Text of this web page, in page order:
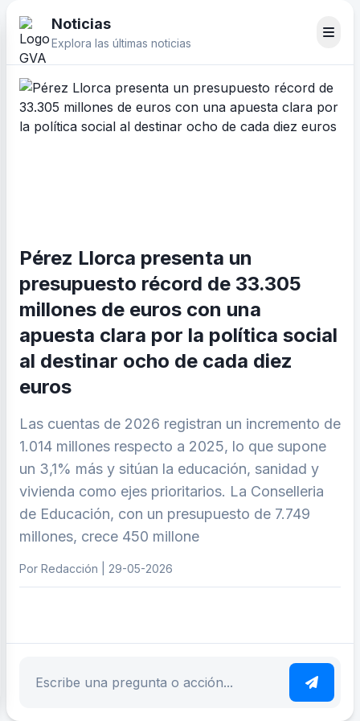
Noticias
Explora las últimas noticias
Pérez Llorca presenta un
presupuesto récord de 33.305
millones de euros con una
apuesta clara por la política social
al destinar ocho de cada diez
euros
Las cuentas de 2026 registran un incremento de
1.014 millones respecto a 2025, lo que supone
un 3,1% más y sitúan la educación, sanidad y
vivienda como ejes prioritarios. La Conselleria
de Educación, con un presupuesto de 7.749
millones, crece 450 millone
Por Redacción | 29-05-2026
Escribe tu pregunta